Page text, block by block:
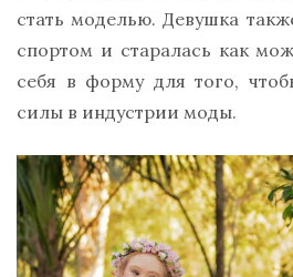
стать моделью. Девушка
спортом и старалась как
себя в форму для того,
силы в индустрии моды.